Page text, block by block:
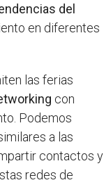
del
en diferentes
las ferias
con
Podemos
a las
contactos y
redes de